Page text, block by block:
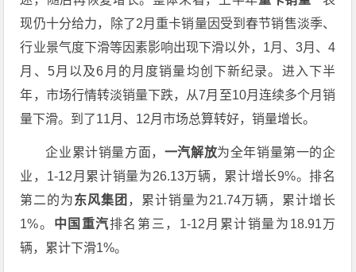
现仍十分给力，除了2月重卡销量因受到春节销售淡季、
行业景气度下滑等因素影响出现下滑以外，1月、3月、4
月、5月以及6月的月度销量均创下新纪录。进入下半
年，市场行情转淡销量下跌，从7月至10月连续多个月销
量下滑。到了11月、12月市场总算转好，销量增长。
企业累计销量方面， 一汽解放为全年销量第一的企
业，1-12月累计销量为26.13万辆，累计增长9%。排名
第二的为东风集团 ，累计销量为21.74万辆，累计增长
1%。 中国重汽排名第三，1-12月累计销量为18.91万
辆，累计下滑1%。